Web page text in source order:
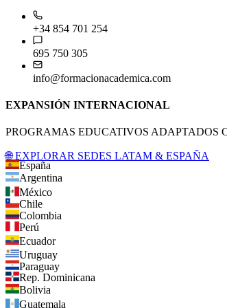
+34 854 701 254
695 750 305
info@formacionacademica.com
EXPANSIÓN INTERNACIONAL
PROGRAMAS EDUCATIVOS ADAPTADOS
🌐 EXPLORAR SEDES LATAM & ESPAÑA
España
Argentina
México
Chile
Colombia
Perú
Ecuador
Uruguay
Paraguay
Rep. Dominicana
Bolivia
Guatemala